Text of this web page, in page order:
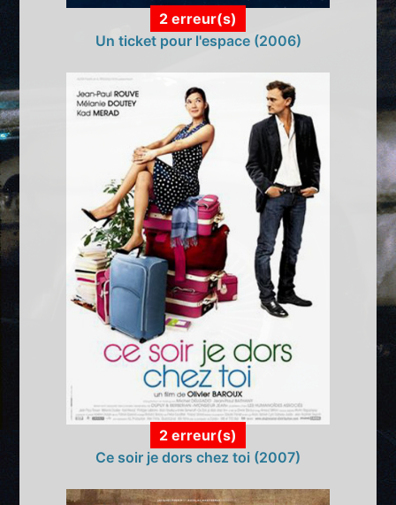
2 erreur(s)
Un ticket pour l'espace (2006)
2 erreur(s)
Ce soir je dors chez toi (2007)